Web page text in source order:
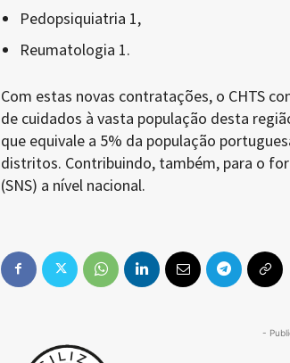
Pedopsiquiatria 1,
Reumatologia 1.
Com estas novas contratações, o CHTS
de cuidados à vasta população desta
que equivale a 5% da população
distritos. Contribuindo, também, para o
(SNS) a nível nacional.
-